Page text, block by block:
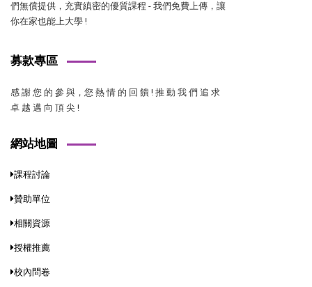
們無償提供，充實縝密的優質課程 - 我們免費上傳，讓
你在家也能上大學 !
募款專區
感 謝 您 的 參 與，您 熱 情 的 回 饋 ! 推 動 我 們 追 求
卓 越 邁 向 頂 尖 !
網站地圖
課程討論
贊助單位
相關資源
授權推薦
校內問卷